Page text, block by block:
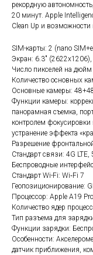
рекордную
20 минут. Apple
Clean Up и возможности
SIM-карты: 2 (nano
Экран: 6.3" (2622x1206),
Число пикселей на дюйм
Количество основных
Основные камеры:
Функции камеры:
панорамная съемка,
контролем
устранение эффекта
Разрешение
Стандарт связи: 4G LTE,
Беспроводные
Стандарт Wi-Fi: Wi‑Fi 7
Геопозиционирование:
Процессор: Apple A19 Pro
Количество ядер
Тип разъема для
Функции зарядки:
Особенности:
датчик приближения,